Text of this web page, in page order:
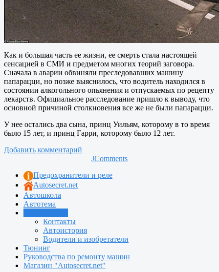
Как и большая часть ее жизни, ее смерть стала настоящей
сенсацией в СМИ и предметом многих теорий заговора.
Сначала в аварии обвиняли преследовавших машину
папарацци, но позже выяснилось, что водитель находился в
состоянии алкогольного опьянения и отпускаемых по рецепту
лекарств. Официальное расследование пришло к выводу, что
основной причиной столкновения все же не были папарацци.
У нее остались два сына, принц Уильям, которому в то время
было 15 лет, и принц Гарри, которому было 12 лет.
Добавить комментарий
JComments
Предохранители и реле
Autosecret.net
Автошкола
Автотема
Контакты
Автоистория
Водители и изобретатели
Тюнинг
Руководства по ремонту машин
Магазин "Autosecret.net"